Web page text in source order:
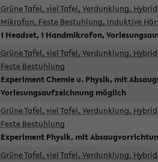
Grüne Tafel, viel Tafel, Verdunklung,
Mikrofon, Feste Bestuhlung, Induktive
1 Headset, 1 Handmikrofon,
Grüne Tafel, viel Tafel, Verdunklung,
Feste Bestuhlung
Experiment Chemie u. Physik, mit
Vorlesungsaufzeichnung möglich
Grüne Tafel, viel Tafel, Verdunklung,
Feste Bestuhlung
Experiment Physik, mit
Grüne Tafel, viel Tafel, Verdunklung,